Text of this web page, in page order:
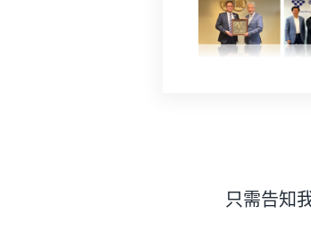
只需告知